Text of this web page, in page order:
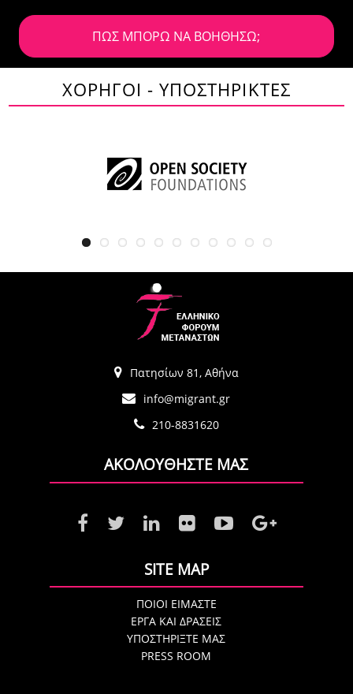
ΠΩΣ ΜΠΟΡΩ ΝΑ ΒΟΗΘΗΣΩ;
ΧΟΡΗΓΟΙ - ΥΠΟΣΤΗΡΙΚΤΕΣ
Πατησίων 81, Αθήνα
info@migrant.gr
210-8831620
ΑΚΟΛΟΥΘΗΣΤΕ ΜΑΣ
SITE MAP
ΠΟΙΟΙ ΕΙΜΑΣΤΕ
ΕΡΓΑ ΚΑΙ ΔΡΑΣΕΙΣ
ΥΠΟΣΤΗΡΙΞΤΕ ΜΑΣ
PRESS ROOM